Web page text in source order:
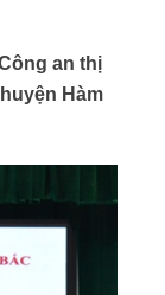
an thị
Hàm